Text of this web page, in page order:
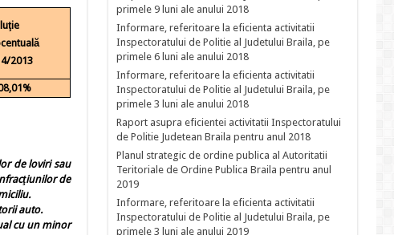
2013
de loviri sau
de
auto.
cu un minor
primele 9 luni ale anului 2018
Informare, referitoare la eficienta activitatii
Inspectoratului de Politie al Judetului Braila, pe
primele 6 luni ale anului 2018
Informare, referitoare la eficienta activitatii
Inspectoratului de Politie al Judetului Braila, pe
primele 3 luni ale anului 2018
Raport asupra eficientei activitatii Inspectoratului
de Politie Judetean Braila pentru anul 2018
Planul strategic de ordine publica al Autoritatii
Teritoriale de Ordine Publica Braila pentru anul
2019
Informare, referitoare la eficienta activitatii
Inspectoratului de Politie al Judetului Braila, pe
primele 3 luni ale anului 2019